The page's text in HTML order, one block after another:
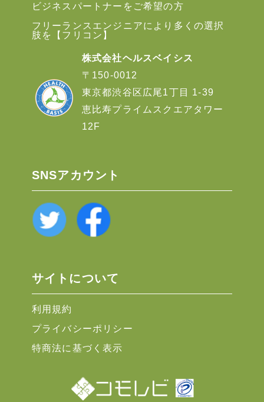
ビジネスパートナーをご希望の方
フリーランスエンジニアにより多くの選択
肢を【フリコン】
株式会社ヘルスベイシス
〒150-0012
東京都渋谷区広尾1丁目 1-39
恵比寿プライムスクエアタワー
12F
SNSアカウント
サイトについて
利用規約
プライバシーポリシー
特商法に基づく表示